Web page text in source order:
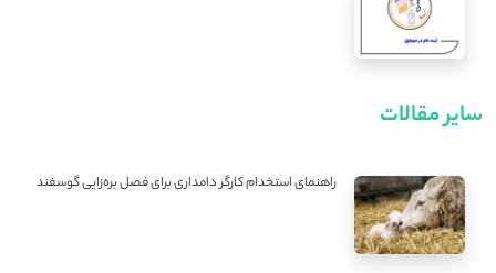
سایر مقالات
راهنمای استخدام کارگر دامداری برای فصل بره‌زایی گوسفند